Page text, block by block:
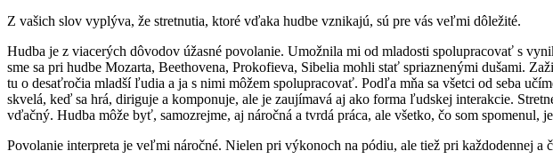
Z vašich slov vyplýva, že stretnutia, ktoré vďaka hudbe vznikajú, sú pre vás veľmi dôležité.
Hudba je z viacerých dôvodov úžasné povolanie. Umožnila mi od mladosti spolupracovať s
sme sa pri hudbe Mozarta, Beethovena, Prokofieva, Sibelia mohli stať spriaznenými dušami.
tu o desaťročia mladší ľudia a ja s nimi môžem spolupracovať. Podľa mňa sa všetci od seba
skvelá, keď sa hrá, diriguje a komponuje, ale je zaujímavá aj ako forma ľudskej interakcie.
vďačný. Hudba môže byť, samozrejme, aj náročná a tvrdá práca, ale všetko, čo som spomenul,
Povolanie interpreta je veľmi náročné. Nielen pri výkonoch na pódiu, ale tiež pri každodennej a